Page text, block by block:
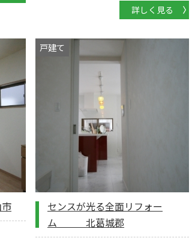
詳しく見る
戸建て
センスが光る全面リフォー
ム 北葛城郡